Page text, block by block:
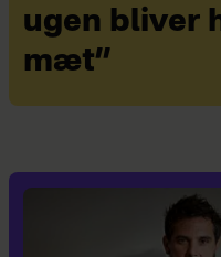
ugen bliver
mæt”